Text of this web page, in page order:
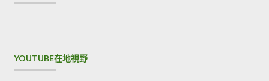
YOUTUBE在地視野